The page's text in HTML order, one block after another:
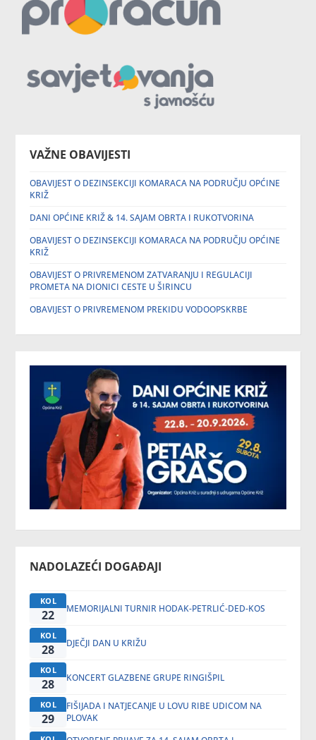
VAŽNE OBAVIJESTI
OBAVIJEST O DEZINSEKCIJI KOMARACA NA PODRUČJU OPĆINE
KRIŽ
DANI OPĆINE KRIŽ & 14. SAJAM OBRTA I RUKOTVORINA
OBAVIJEST O DEZINSEKCIJI KOMARACA NA PODRUČJU OPĆINE
KRIŽ
OBAVIJEST O PRIVREMENOM ZATVARANJU I REGULACIJI
PROMETA NA DIONICI CESTE U ŠIRINCU
OBAVIJEST O PRIVREMENOM PREKIDU VODOOPSKRBE
NADOLAZEĆI DOGAĐAJI
KOL
22 MEMORIJALNI TURNIR HODAK-PETRLIĆ-DED-KOS
KOL
28 DJEČJI DAN U KRIŽU
KOL
28 KONCERT GLAZBENE GRUPE RINGIŠPIL
KOL
29
FIŠIJADA I NATJECANJE U LOVU RIBE UDICOM NA
PLOVAK